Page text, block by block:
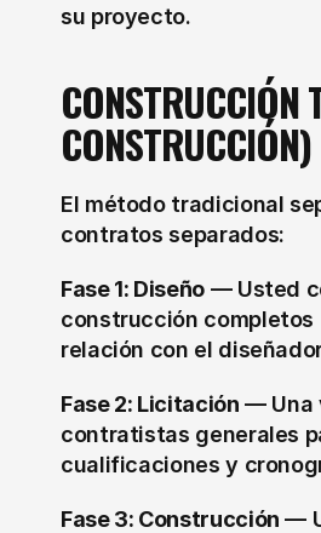
su proyecto.
CONSTRUCCIÓN
CONSTRUCCIÓN)
El método tradicional
contratos separados:
Fase 1: Diseño — Usted
construcción completos
relación con el
Fase 2: Licitación — Una
contratistas generales
cualificaciones y
Fase 3: Construcción —